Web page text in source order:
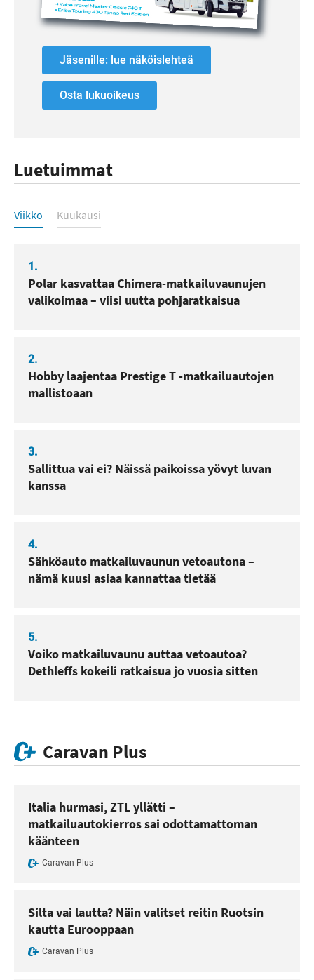
Jäsenille: lue näköislehteä
Osta lukuoikeus
Luetuimmat
Luetuimmat
Viikko Kuukausi
1.
Polar kasvattaa Chimera-matkailuvaunujen
valikoimaa – viisi uutta pohjaratkaisua
2.
Hobby laajentaa Prestige T -matkailuautojen
mallistoaan
3.
Sallittua vai ei? Näissä paikoissa yövyt luvan
kanssa
4.
Sähköauto matkailuvaunun vetoautona –
nämä kuusi asiaa kannattaa tietää
5.
Voiko matkailuvaunu auttaa vetoautoa?
Dethleffs kokeili ratkaisua jo vuosia sitten
Caravan Plus
Italia hurmasi, ZTL yllätti –
matkailuautokierros sai odottamattoman
käänteen
Caravan Plus
Silta vai lautta? Näin valitset reitin Ruotsin
kautta Eurooppaan
Caravan Plus